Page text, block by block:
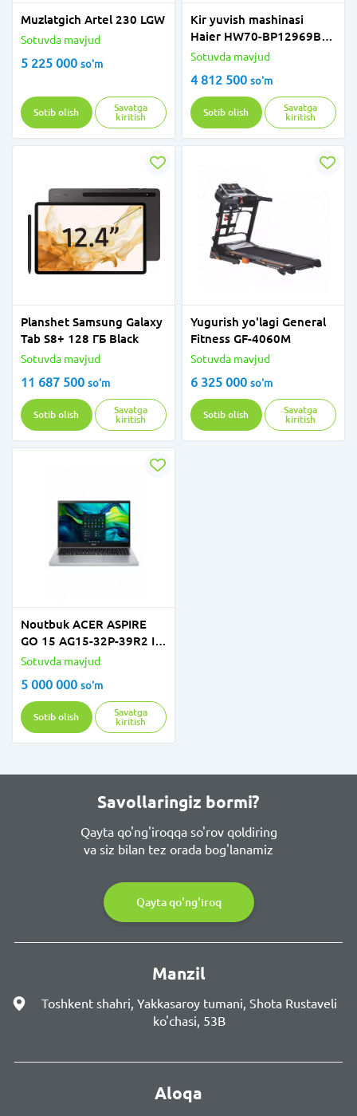
Muzlatgich Artel 230 LGW
Sotuvda mavjud
5 225 000 so'm
Sotib olish
Savatga
kiritish
Kir yuvish mashinasi
Haier HW70-BP12969BS
7kg inv
Sotuvda mavjud
4 812 500 so'm
Sotib olish
Savatga
kiritish
Planshet Samsung Galaxy
Tab S8+ 128 ГБ Black
Sotuvda mavjud
11 687 500 so'm
Sotib olish
Savatga
kiritish
Yugurish yo'lagi General
Fitness GF-4060M
Sotuvda mavjud
6 325 000 so'm
Sotib olish
Savatga
kiritish
Noutbuk ACER ASPIRE
GO 15 AG15-32P-39R2 I3-
N355 8GB DDR5 128GB
SILVER
Sotuvda mavjud
5 000 000 so'm
Sotib olish
Savatga
kiritish
Savollaringiz bormi?
Qayta qo'ng'iroqqa so'rov qoldiring
va siz bilan tez orada bog'lanamiz
Qayta qo'ng'iroq
Manzil
Toshkent shahri, Yakkasaroy tumani, Shota Rustaveli
ko'chasi, 53B
Aloqa